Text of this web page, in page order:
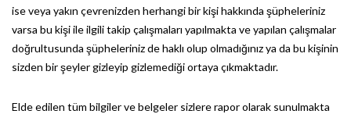
ise veya yakın çevrenizden herhangi bir kişi hakkında şüpheleriniz
varsa bu kişi ile ilgili takip çalışmaları yapılmakta ve yapılan çalışmalar
doğrultusunda şüpheleriniz de haklı olup olmadığınız ya da bu kişinin
sizden bir şeyler gizleyip gizlemediği ortaya çıkmaktadır.
Elde edilen tüm bilgiler ve belgeler sizlere rapor olarak sunulmakta